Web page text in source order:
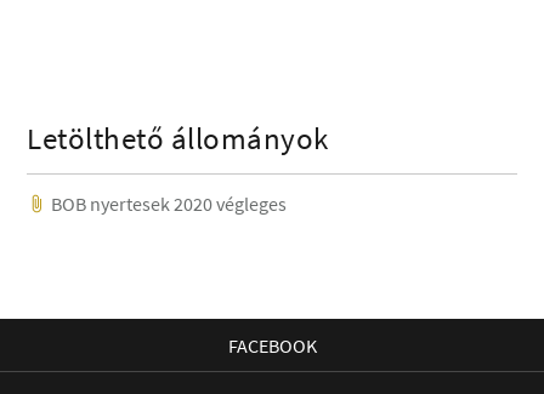
Letölthető állományok
BOB nyertesek 2020 végleges
FACEBOOK